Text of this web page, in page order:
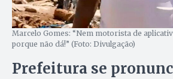
Marcelo Gomes: “Nem motorista de
porque não dá!” (Foto: Divulgação)
Prefeitura se